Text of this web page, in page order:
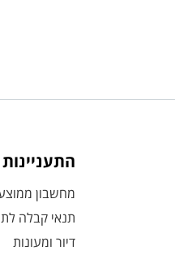
מחשבון
תנאי קבלה
דיור ומעונות